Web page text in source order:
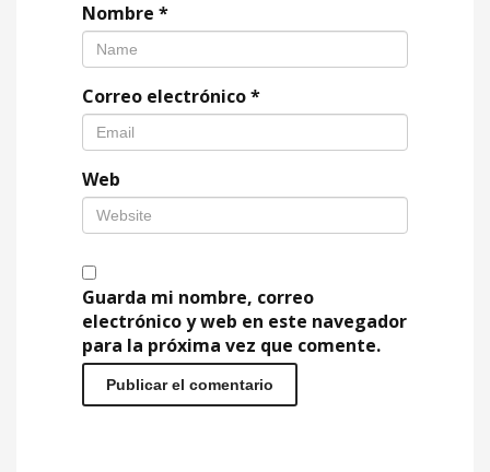
Nombre *
Correo electrónico*
Web
Guarda mi nombre, correo
electrónico y web en este navegador
para la próxima vez que comente.